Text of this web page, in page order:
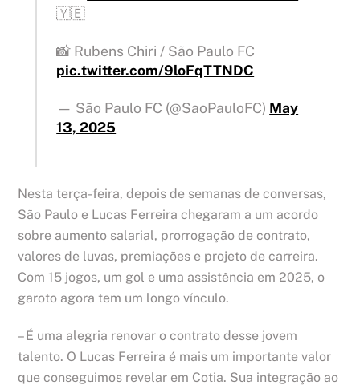
🇾🇪
📸 Rubens Chiri / São Paulo FC
pic.twitter.com/9loFqTTNDC
— São Paulo FC (@SaoPauloFC) May
13, 2025
Nesta terça-feira, depois de semanas de conversas,
São Paulo e Lucas Ferreira chegaram a um acordo
sobre aumento salarial, prorrogação de contrato,
valores de luvas, premiações e projeto de carreira.
Com 15 jogos, um gol e uma assistência em 2025, o
garoto agora tem um longo vínculo.
– É uma alegria renovar o contrato desse jovem
talento. O Lucas Ferreira é mais um importante valor
que conseguimos revelar em Cotia. Sua integração ao